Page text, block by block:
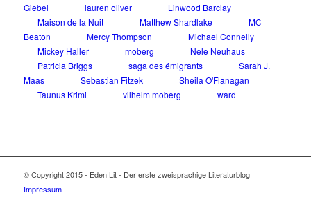
Giebel
lauren oliver
Linwood Barclay
Maison de la Nuit
Matthew Shardlake
MC
Beaton
Mercy Thompson
Michael Connelly
Mickey Haller
moberg
Nele Neuhaus
Patricia Briggs
saga des émigrants
Sarah J.
Maas
Sebastian Fitzek
Sheila O'Flanagan
Taunus Krimi
vilhelm moberg ward
© Copyright 2015 - Eden Lit - Der erste zweisprachige Literaturblog |
Impressum